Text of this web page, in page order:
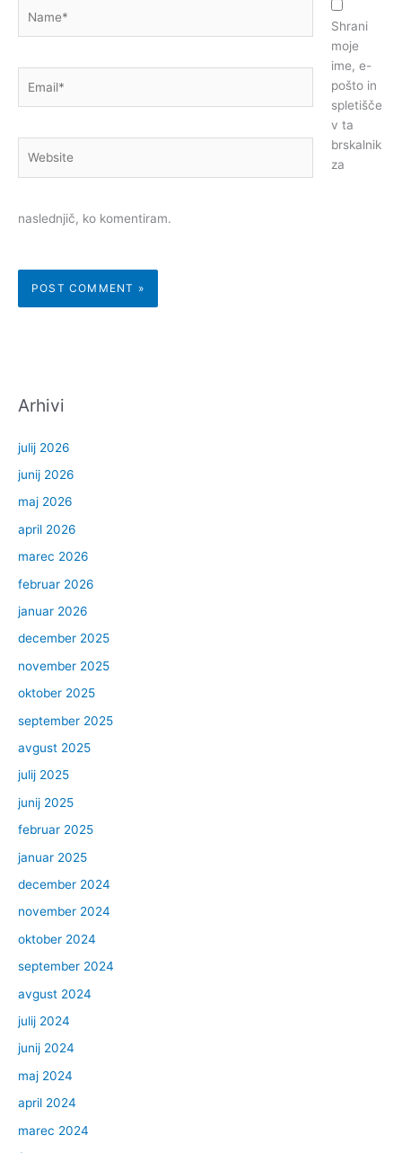
Shrani
moje
ime, e-
pošto in
spletišče
v ta
brskalnik
za
naslednjič, ko komentiram.
Arhivi
julij 2026
junij 2026
maj 2026
april 2026
marec 2026
februar 2026
januar 2026
december 2025
november 2025
oktober 2025
september 2025
avgust 2025
julij 2025
junij 2025
februar 2025
januar 2025
december 2024
november 2024
oktober 2024
september 2024
avgust 2024
julij 2024
junij 2024
maj 2024
april 2024
marec 2024